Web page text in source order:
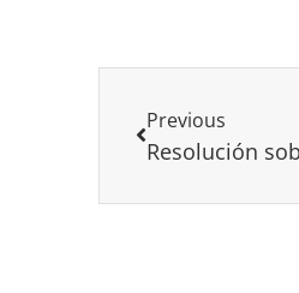
Previous
Resolución